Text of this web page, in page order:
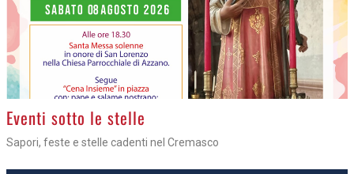
Eventi sotto le stelle
Sapori, feste e stelle cadenti nel Cremasco